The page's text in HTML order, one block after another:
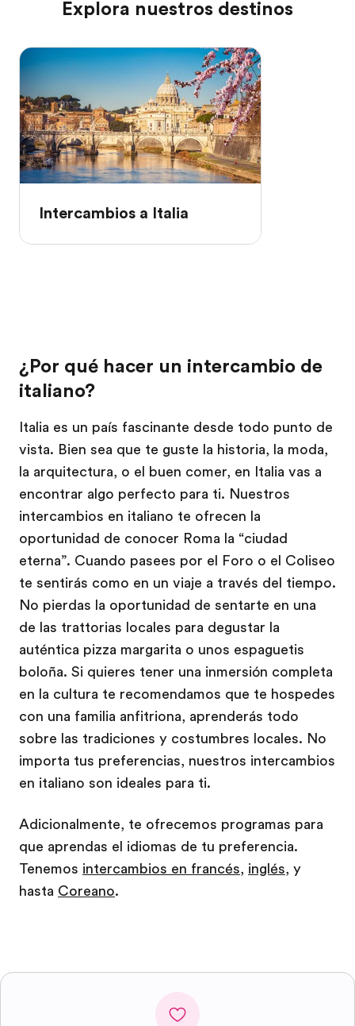
Explora nuestros destinos
Intercambios a Italia
¿Por qué hacer un intercambio de
italiano?
Italia es un país fascinante desde todo punto de
vista. Bien sea que te guste la historia, la moda,
la arquitectura, o el buen comer, en Italia vas a
encontrar algo perfecto para ti. Nuestros
intercambios en italiano te ofrecen la
oportunidad de conocer Roma la “ciudad
eterna”. Cuando pasees por el Foro o el Coliseo
te sentirás como en un viaje a través del tiempo.
No pierdas la oportunidad de sentarte en una
de las trattorias locales para degustar la
auténtica pizza margarita o unos espaguetis
boloña. Si quieres tener una inmersión completa
en la cultura te recomendamos que te hospedes
con una familia anfitriona, aprenderás todo
sobre las tradiciones y costumbres locales. No
importa tus preferencias, nuestros intercambios
en italiano son ideales para ti.
Adicionalmente, te ofrecemos programas para
que aprendas el idiomas de tu preferencia.
Tenemos intercambios en francés, inglés, y
hasta Coreano.